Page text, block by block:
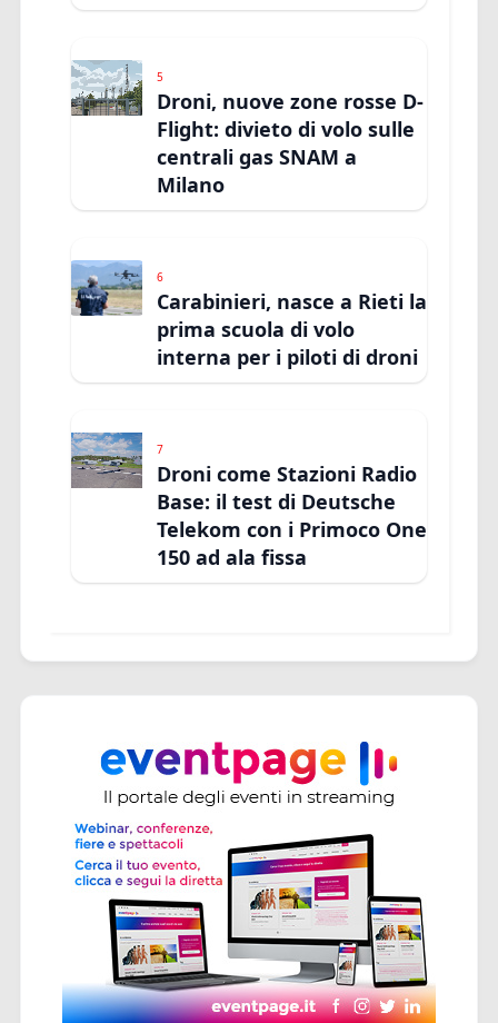
5
Droni, nuove zone rosse D-
Flight: divieto di volo sulle
centrali gas SNAM a
Milano
6
Carabinieri, nasce a Rieti la
prima scuola di volo
interna per i piloti di droni
7
Droni come Stazioni Radio
Base: il test di Deutsche
Telekom con i Primoco One
150 ad ala fissa